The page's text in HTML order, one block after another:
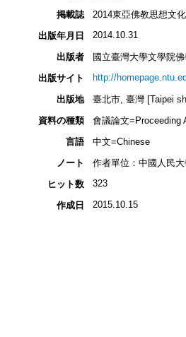
掲載誌
2014東亞佛教思想文
出版年月日
2014.10.31
出版者
國立臺灣大學文學院
出版サイト
http://
出版地
臺北市, 臺灣 [Taipei
資料の種類
會議論文=Proceeding
言語
中文=Chinese
ノート
作者單位：中國人民
ヒット数
323
作成日 2015.10.15